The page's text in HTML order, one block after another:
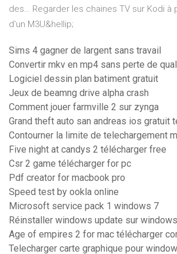
des… Regarder les chaines TV sur Kodi à
d'un M3U&hellip;
Sims 4 gagner de largent sans travail
Convertir mkv en mp4 sans perte de
Logiciel dessin plan batiment gratuit
Jeux de beamng drive alpha crash
Comment jouer farmville 2 sur zynga
Grand theft auto san andreas ios gratuit
Contourner la limite de telechargement
Five night at candys 2 télécharger free
Csr 2 game télécharger for pc
Pdf creator for macbook pro
Speed test by ookla online
Microsoft service pack 1 windows 7
Réinstaller windows update sur
Age of empires 2 for mac télécharger
Telecharger carte graphique pour